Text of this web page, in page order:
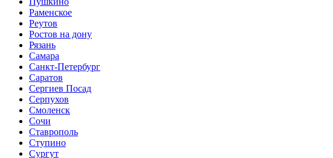
Раменское
Реутов
Ростов на дону
Рязань
Самара
Санкт-Петербург
Саратов
Сергиев Посад
Серпухов
Смоленск
Сочи
Ставрополь
Ступино
Сургут